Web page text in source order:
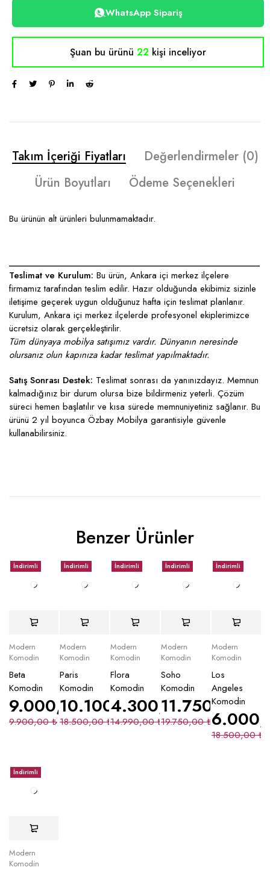
WhatsApp Sipariş
Şuan bu ürünü 22 kişi inceliyor
Takım İçeriği Fiyatları
Değerlendirmeler (0)
Ürün Boyutları
Ödeme Seçenekleri
Bu ürünün alt ürünleri bulunmamaktadır.
____________________________________________________
Teslimat ve Kurulum: Bu ürün, Ankara içi merkez ilçelere
firmamız tarafından teslim edilir. Hazır olduğunda ekibimiz sizinle
iletişime geçerek uygun olduğunuz hafta için teslimat planlanır.
Kurulum, Ankara içi merkez ilçelerde profesyonel ekiplerimizce
ücretsiz olarak gerçekleştirilir.
Tüm dünyaya mobilya satışımız vardır. Dünyanın neresinde
olursanız olun kapınıza kadar teslimat yapılmaktadır.
Satış Sonrası Destek: Teslimat sonrası da yanınızdayız. Memnun
kalmadığınız bir durum olursa bize bildirmeniz yeterli. Çözüm
süreci hemen başlatılır ve kısa sürede memnuniyetiniz sağlanır. Bu
ürünü 2 yıl boyunca Özbay Mobilya garantisiyle güvenle
kullanabilirsiniz.
Benzer Ürünler
İndirimli
Modern
Komodin
Beta
Komodin
9.900,00₺
9.000,00₺
İndirimli
Modern
Komodin
Paris
Komodin
18.500,00₺
10.100,00₺
İndirimli
Modern
Komodin
Flora
Komodin
14.990,00₺
4.300,00₺
İndirimli
Modern
Komodin
Soho
Komodin
19.750,00₺
11.750,00
İndirimli
Modern
Komodin
Los
Angeles
Komodin
18.500,00₺
İndirimli
Modern
Komodin